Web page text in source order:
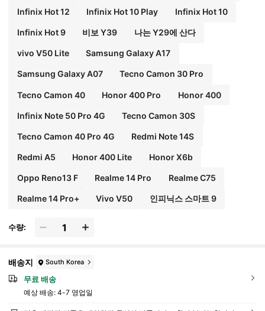
Infinix Hot 12 Infinix Hot 10 Play Infinix Hot 10
Infinix Hot 9 비보 Y39 나는 Y29에 산다
vivo V50 Lite Samsung Galaxy A17
Samsung Galaxy A07 Tecno Camon 30 Pro
Tecno Camon 40 Honor 400 Pro Honor 400
Infinix Note 50 Pro 4G Tecno Camon 30S
Tecno Camon 40 Pro 4G Redmi Note 14S
Redmi A5 Honor 400 Lite Honor X6b
Oppo Reno13 F Realme 14 Pro Realme C75
Realme 14 Pro+ Vivo V50 인피닉스 스마트 9
수량:
배송지 South Korea
무료 배송
예상 배송: 4-7 영업일